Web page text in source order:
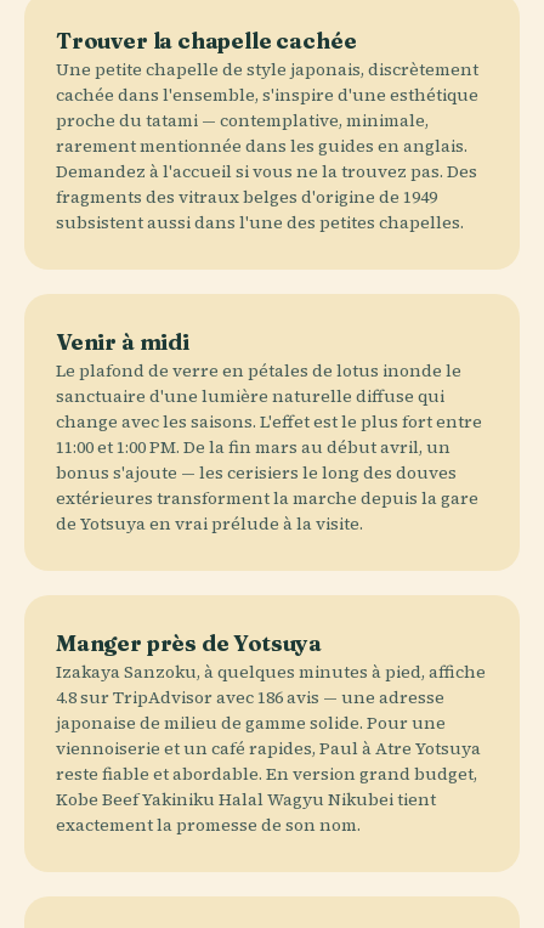
Trouver la chapelle cachée
Une petite chapelle de style japonais, discrètement
cachée dans l'ensemble, s'inspire d'une esthétique
proche du tatami — contemplative, minimale,
rarement mentionnée dans les guides en anglais.
Demandez à l'accueil si vous ne la trouvez pas. Des
fragments des vitraux belges d'origine de 1949
subsistent aussi dans l'une des petites chapelles.
Venir à midi
Le plafond de verre en pétales de lotus inonde le
sanctuaire d'une lumière naturelle diffuse qui
change avec les saisons. L'effet est le plus fort entre
11:00 et 1:00 PM. De la fin mars au début avril, un
bonus s'ajoute — les cerisiers le long des douves
extérieures transforment la marche depuis la gare
de Yotsuya en vrai prélude à la visite.
Manger près de Yotsuya
Izakaya Sanzoku, à quelques minutes à pied, affiche
4.8 sur TripAdvisor avec 186 avis — une adresse
japonaise de milieu de gamme solide. Pour une
viennoiserie et un café rapides, Paul à Atre Yotsuya
reste fiable et abordable. En version grand budget,
Kobe Beef Yakiniku Halal Wagyu Nikubei tient
exactement la promesse de son nom.